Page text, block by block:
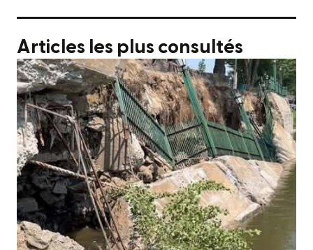
Articles les plus consultés